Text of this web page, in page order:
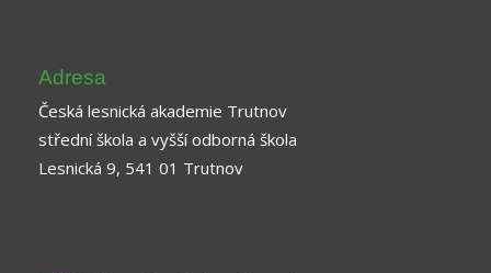
Adresa
Česká lesnická akademie Trutnov
střední škola a vyšší odborná škola
Lesnická 9, 541 01 Trutnov